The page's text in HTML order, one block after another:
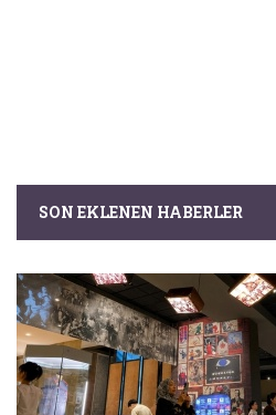
SON EKLENEN HABERLER